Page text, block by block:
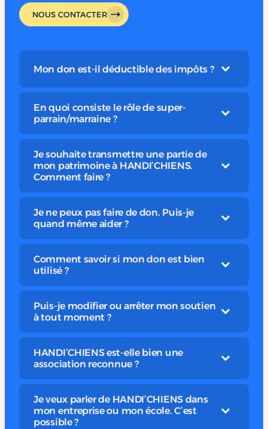
NOUS CONTACTER
Mon don est-il déductible des impôts ?
En quoi consiste le rôle de super-
parrain/marraine ?
Je souhaite transmettre une partie de
mon patrimoine à HANDI’CHIENS.
Comment faire ?
Je ne peux pas faire de don. Puis-je
quand même aider ?
Comment savoir si mon don est bien
utilisé ?
Puis-je modifier ou arrêter mon soutien
à tout moment ?
HANDI’CHIENS est-elle bien une
association reconnue ?
Je veux parler de HANDI’CHIENS dans
mon entreprise ou mon école. C’est
possible ?